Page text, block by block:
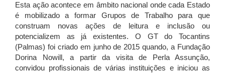
Esta ação acontece em âmbito nacional onde cada Estado
é mobilizado a formar Grupos de Trabalho para que
construam novas ações de leitura e inclusão ou
potencializem as já existentes. O GT do Tocantins
(Palmas) foi criado em junho de 2015 quando, a Fundação
Dorina Nowill, a partir da visita de Perla Assunção,
convidou profissionais de várias instituições e iniciou as